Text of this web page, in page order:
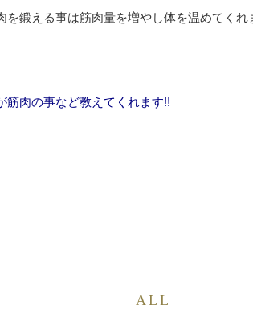
鍛える事は筋肉量を増やし体を温めてくれ
筋肉の事など教えてくれます!!
ALL